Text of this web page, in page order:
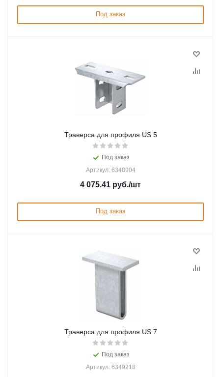
Под заказ
Траверса для профиля US 5
Под заказ
Артикул: 6348904
4 075.41 руб./шт
Под заказ
Траверса для профиля US 7
Под заказ
Артикул: 6349218